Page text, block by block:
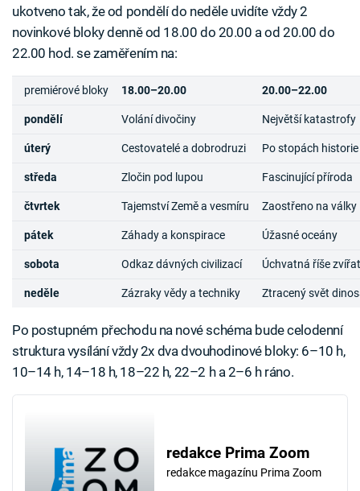
ukotveno tak, že od pondělí do neděle uvidíte vždy 2
novinkové bloky denně od 18.00 do 20.00 a od 20.00 do
22.00 hod. se zaměřením na:
premiérové bloky 18.00–20.00 20.00–22.00
pondělí Volání divočiny Největší katastrofy
úterý Cestovatelé a dobrodruzi Po stopách historie
středa Zločin pod lupou Fascinující příroda
čtvrtek Tajemství Země a vesmíru Zaostřeno na války
pátek Záhady a konspirace Úžasné oceány
sobota Odkaz dávných civilizací Úchvatná říše zvířat
neděle Zázraky vědy a techniky Ztracený svět
Po postupném přechodu na nové schéma bude celodenní
struktura vysílání vždy 2x dva dvouhodinové bloky: 6–10 h,
10–14 h, 14–18 h, 18–22 h, 22–2 h a 2–6 h ráno.
redakce Prima Zoom
redakce magazínu Prima Zoom